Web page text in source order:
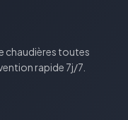
chaudières toutes
rapide 7j/7.